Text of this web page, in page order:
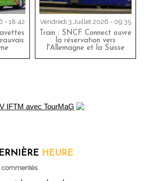
- 18:42
Vendredi 3 Juillet 2026 - 09:35
Train : SNCF Connect ouvre
la réservation vers
l'Allemagne et la Suisse
HEURE
commentés